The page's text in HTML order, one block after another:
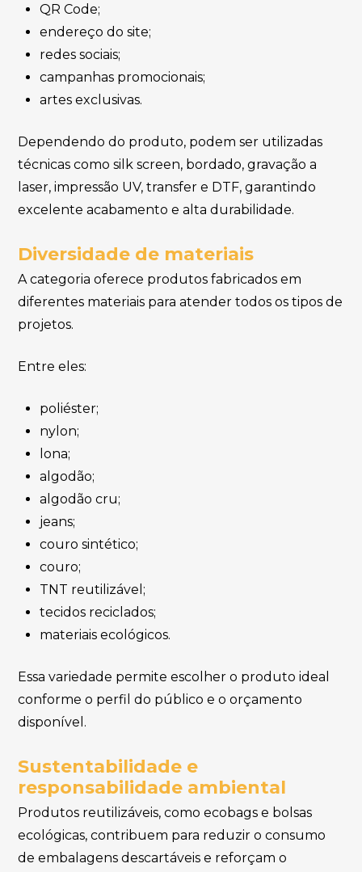
QR Code;
endereço do site;
redes sociais;
campanhas promocionais;
artes exclusivas.
Dependendo do produto, podem ser utilizadas
técnicas como silk screen, bordado, gravação a
laser, impressão UV, transfer e DTF, garantindo
excelente acabamento e alta durabilidade.
Diversidade de materiais
A categoria oferece produtos fabricados em
diferentes materiais para atender todos os tipos de
projetos.
Entre eles:
poliéster;
nylon;
lona;
algodão;
algodão cru;
jeans;
couro sintético;
couro;
TNT reutilizável;
tecidos reciclados;
materiais ecológicos.
Essa variedade permite escolher o produto ideal
conforme o perfil do público e o orçamento
disponível.
Sustentabilidade e
responsabilidade ambiental
Produtos reutilizáveis, como ecobags e bolsas
ecológicas, contribuem para reduzir o consumo
de embalagens descartáveis e reforçam o